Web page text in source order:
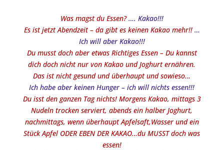
Was magst du Essen? …. Kakao!!!
Es ist jetzt Abendzeit – da gibt es keinen Kakao mehr!! …
Ich will aber Kakao!!!
Du musst doch aber etwas Richtiges Essen – Du kannst
dich doch nicht nur von Kakao und Joghurt ernähren.
Das ist nicht gesund und überhaupt und sowieso…
Ich habe aber keinen Hunger – ich will nichts essen!!!
Du isst den ganzen Tag nichts! Morgens Kakao, mittags 3
Nudeln trocken serviert, abends ein halber Joghurt,
nachmittags, wenn überhaupt Apfelsaft,Wasser und ein
Stück Apfel ODER EBEN DER KAKAO…du MUSST doch was
essen!